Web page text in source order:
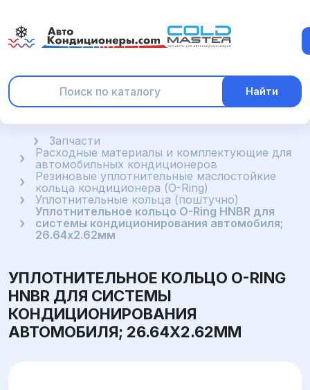
Найти
ГлавнаяЗапчасти
Расходные материалы и комплектующие для
автомобильных кондиционеров
Резиновые уплотнительные маслостойкие
кольца кондиционера (O-Ring)
Уплотнительные кольца (поштучно)
Уплотнительное кольцо O-Ring HNBR для
системы кондиционирования автомобиля;
26.64x2.62мм
УПЛОТНИТЕЛЬНОЕ КОЛЬЦО O-RING
HNBR ДЛЯ СИСТЕМЫ
КОНДИЦИОНИРОВАНИЯ
АВТОМОБИЛЯ; 26.64X2.62ММ